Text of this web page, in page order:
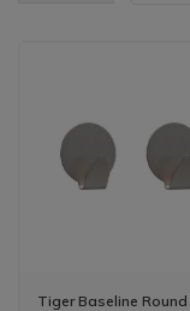
Tiger Baseline